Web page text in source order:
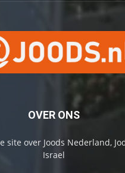
OVER ONS
site over Joods Nederland,
Israel